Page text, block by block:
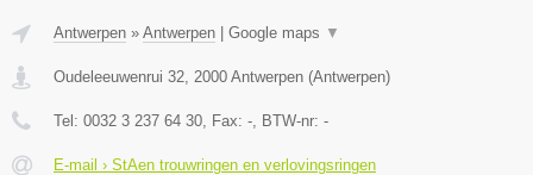
Antwerpen » Antwerpen Google maps ▼
Oudeleeuwenrui 32 2000 Antwerpen (Antwerpen)
Tel: 0032 3 237 64 30 , Fax: - , BTW-nr: -
E-mail › StAen trouwringen en verlovingsringen